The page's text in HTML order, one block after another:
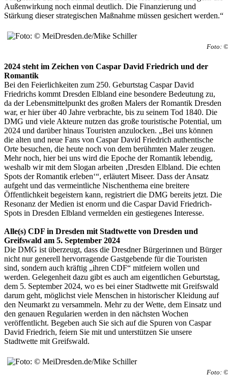
Außenwirkung noch einmal deutlich. Die Finanzierung und
Stärkung dieser strategischen Maßnahme müssen gesichert werden.“
Foto:
2024 steht im Zeichen von Caspar David Friedrich und der
Romantik
Bei den Feierlichkeiten zum 250. Geburtstag Caspar David
Friedrichs kommt Dresden Elbland eine besondere Bedeutung zu,
da der Lebensmittelpunkt des großen Malers der Romantik Dresden
war, er hier über 40 Jahre verbrachte, bis zu seinem Tod 1840. Die
DMG und viele Akteure nutzen das große touristische Potential, um
2024 und darüber hinaus Touristen anzulocken. „Bei uns können
die alten und neue Fans von Caspar David Friedrich authentische
Orte besuchen, die heute noch von dem berühmten Maler zeugen.
Mehr noch, hier bei uns wird die Epoche der Romantik lebendig,
weshalb wir mit dem Slogan arbeiten ‚Dresden Elbland. Die echten
Spots der Romantik erleben‘“, erläutert Miseer. Dass der Ansatz
aufgeht und das vermeintliche Nischenthema eine breitere
Öffentlichkeit begeistern kann, registriert die DMG bereits jetzt. Die
Resonanz der Medien ist enorm und die Caspar David Friedrich-
Spots in Dresden Elbland vermelden ein gestiegenes Interesse.
Alle(s) CDF in Dresden mit Stadtwette von Dresden und
Greifswald am 5. September 2024
Die DMG ist überzeugt, dass die Dresdner Bürgerinnen und Bürger
nicht nur generell hervorragende Gastgebende für die Touristen
sind, sondern auch kräftig „ihren CDF“ mitfeiern wollen und
werden. Gelegenheit dazu gibt es auch am eigentlichen Geburtstag,
dem 5. September 2024, wo es bei einer Stadtwette mit Greifswald
darum geht, möglichst viele Menschen in historischer Kleidung auf
den Neumarkt zu versammeln. Mehr zu der Wette, dem Einsatz und
den genauen Regularien werden in den nächsten Wochen
veröffentlicht. Begeben auch Sie sich auf die Spuren von Caspar
David Friedrich, feiern Sie mit und unterstützen Sie unsere
Stadtwette mit Greifswald.
Foto: